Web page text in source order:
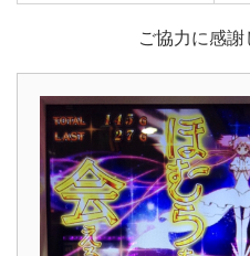
ご協力に感